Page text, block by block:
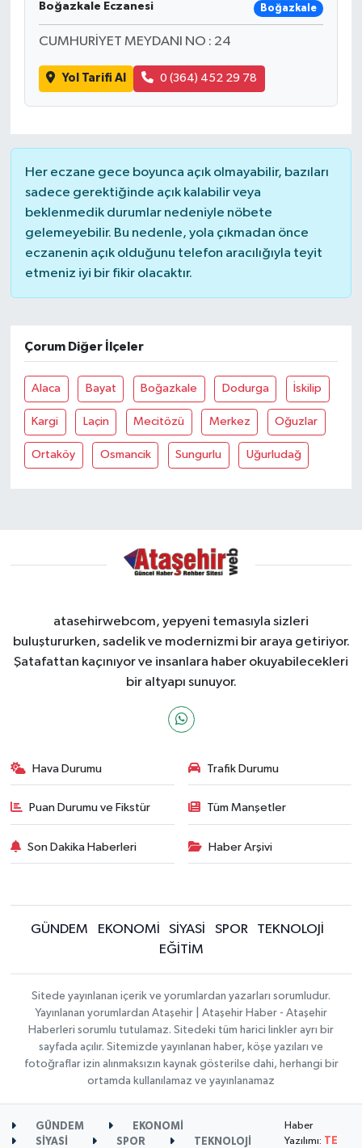
Boğazkale Eczanesi Boğazkale
CUMHURİYET MEYDANI NO : 24
Yol Tarifi Al 0 (364) 452 29 78
Her eczane gece boyunca açık olmayabilir, bazıları
sadece gerektiğinde açık kalabilir veya
beklenmedik durumlar nedeniyle nöbete
gelemeyebilir. Bu nedenle, yola çıkmadan önce
eczanenin açık olduğunu telefon aracılığıyla teyit
etmeniz iyi bir fikir olacaktır.
Çorum Diğer İlçeler
Alaca Bayat Boğazkale Dodurga İskilip
Kargi Laçin Mecitözü Merkez Oğuzlar
Ortaköy Osmancik Sungurlu Uğurludağ
atasehirwebcom, yepyeni temasıyla sizleri
buluştururken, sadelik ve modernizmi bir araya getiriyor.
Şatafattan kaçınıyor ve insanlara haber okuyabilecekleri
bir altyapı sunuyor.
Hava Durumu Trafik Durumu
Puan Durumu ve Fikstür Tüm Manşetler
Son Dakika Haberleri Haber Arşivi
GÜNDEM EKONOMİ SİYASİ SPOR
TEKNOLOJİ
EĞİTİM
Sitede yayınlanan içerik ve yorumlardan yazarları sorumludur.
Yayınlanan yorumlardan Ataşehir | Ataşehir Haber - Ataşehir
Haberleri sorumlu tutulamaz. Sitedeki tüm harici linkler ayrı bir
sayfada açılır. Sitemizde yayınlanan haber, köşe yazıları ve
fotoğraflar izin alınmaksızın kaynak gösterilse dahi, herhangi bir
ortamda kullanılamaz ve yayınlanamaz
GÜNDEM
EKONOMİ
SİYASİ
SPOR TEKNOLOJİ
Haber
Yazılımı:
TE